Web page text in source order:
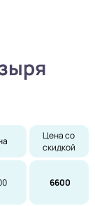
Цена со
скидкой
6600